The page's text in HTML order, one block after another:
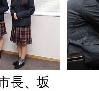
長、坂